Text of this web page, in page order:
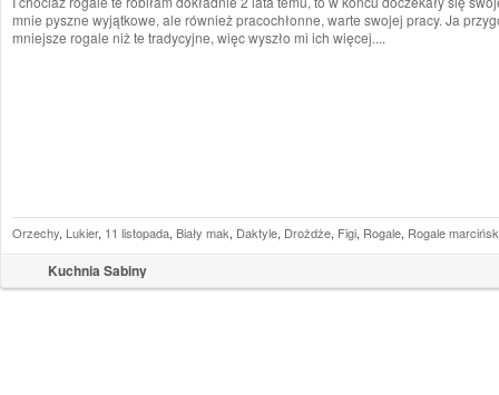
mnie pyszne wyjątkowe, ale również pracochłonne, warte swojej pracy. Ja
mniejsze rogale niż te tradycyjne, więc wyszło mi ich więcej....
Kuchnia Sabiny
Orzechy, Lukier, 11 listopada, Biały mak, Daktyle, Drożdże, Figi, Rogale, Rogale